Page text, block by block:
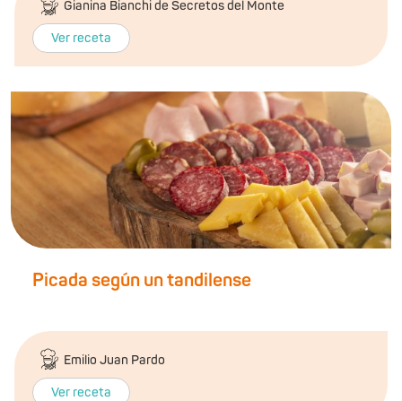
Gianina Bianchi de Secretos del Monte
Ver receta
Picada según un tandilense
Emilio Juan Pardo
Ver receta